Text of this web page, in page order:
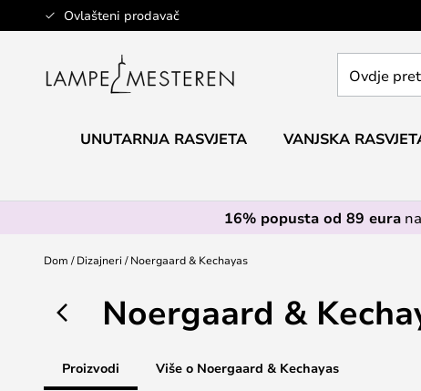
Ovlašteni prodavač
Skip
to
pretražite
trgovinu...
UNUTARNJA RASVJETA VANJSKA
16% popusta od 89 eurana
Dom Dizajneri Noergaard & Kechayas
Noergaard &
Proizvodi Više o Noergaard & Kechayas